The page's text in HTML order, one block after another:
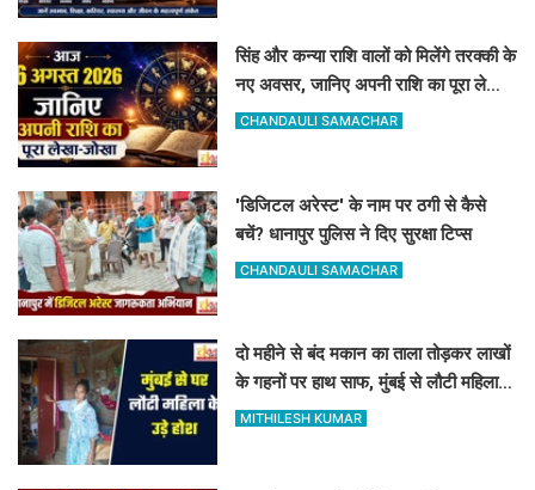
सिंह और कन्या राशि वालों को मिलेंगे तरक्की के
नए अवसर, जानिए अपनी राशि का पूरा लेखा-
जोखा
CHANDAULI SAMACHAR
'डिजिटल अरेस्ट' के नाम पर ठगी से कैसे
बचें? धानापुर पुलिस ने दिए सुरक्षा टिप्स
CHANDAULI SAMACHAR
दो महीने से बंद मकान का ताला तोड़कर लाखों
के गहनों पर हाथ साफ, मुंबई से लौटी महिला
सन्न
MITHILESH KUMAR